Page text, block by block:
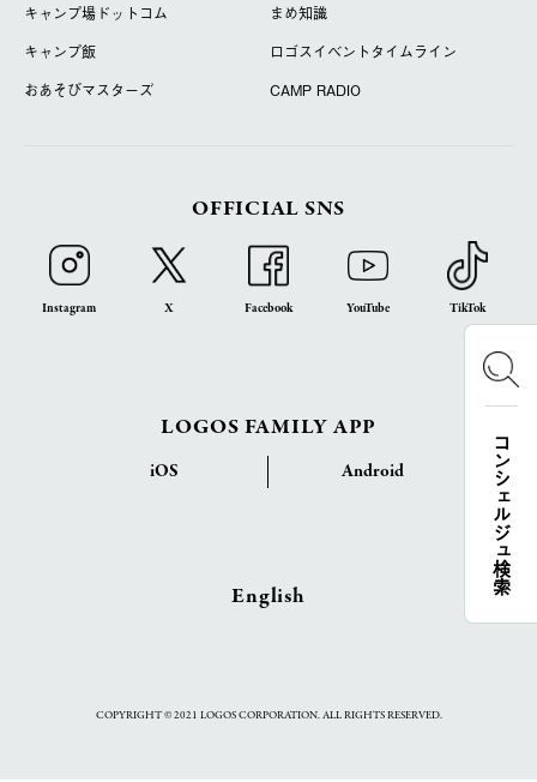
コンシェルジュ検索
キャンプ場ドットコム
まめ知識
キャンプ飯
ロゴスイベントタイムライン
おあそびマスターズ
CAMP RADIO
OFFICIAL SNS
Instagram X Facebook YouTube TikTok
LOGOS FAMILY APP
iOS Android
English
COPYRIGHT © 2021 LOGOS CORPORATION. ALL RIGHTS RESERVED.